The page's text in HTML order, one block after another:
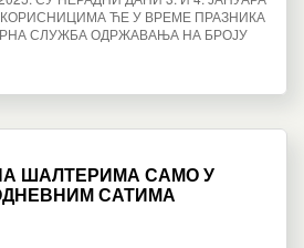
КОРИСНИЦИМА ЋЕ У ВРЕМЕ ПРАЗНИКА
СЛУЖБА ОДРЖАВАЊА НА БРОЈУ
ШАЛТЕРИМА САМО У
САТИМА